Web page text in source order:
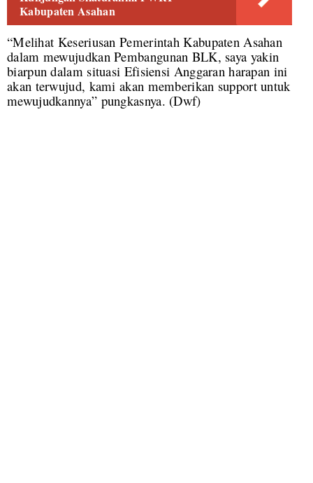
Kabupaten Asahan
“Melihat Keseriusan Pemerintah Kabupaten Asahan
dalam mewujudkan Pembangunan BLK, saya yakin
biarpun dalam situasi Efisiensi Anggaran harapan ini
akan terwujud, kami akan memberikan support untuk
mewujudkannya” pungkasnya. (Dwf)